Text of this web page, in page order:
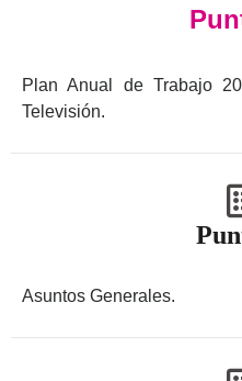
Plan Anual de Trabajo
Televisión.
Asuntos Generales.